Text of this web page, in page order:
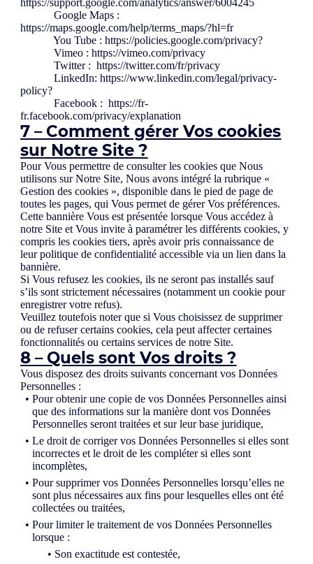
https://support.google.com/analytics/answer/6004245
Google Maps :
https://maps.google.com/help/terms_maps/?hl=fr
You Tube : https://policies.google.com/privacy?
Vimeo : https://vimeo.com/privacy
Twitter : https://twitter.com/fr/privacy
LinkedIn: https://www.linkedin.com/legal/privacy-
policy?
Facebook : https://fr-
fr.facebook.com/privacy/explanation
7 – Comment gérer Vos cookies
sur Notre Site ?
Pour Vous permettre de consulter les cookies que Nous
utilisons sur Notre Site, Nous avons intégré la rubrique «
Gestion des cookies », disponible dans le pied de page de
toutes les pages, qui Vous permet de gérer Vos préférences.
Cette bannière Vous est présentée lorsque Vous accédez à
notre Site et Vous invite à paramétrer les différents cookies, y
compris les cookies tiers, après avoir pris connaissance de
leur politique de confidentialité accessible via un lien dans la
bannière.
Si Vous refusez les cookies, ils ne seront pas installés sauf
s’ils sont strictement nécessaires (notamment un cookie pour
enregistrer votre refus).
Veuillez toutefois noter que si Vous choisissez de supprimer
ou de refuser certains cookies, cela peut affecter certaines
fonctionnalités ou certains services de notre Site.
8 – Quels sont Vos droits ?
Vous disposez des droits suivants concernant vos Données
Personnelles :
Pour obtenir une copie de vos Données Personnelles ainsi
que des informations sur la manière dont vos Données
Personnelles seront traitées et sur leur base juridique,
Le droit de corriger vos Données Personnelles si elles sont
incorrectes et le droit de les compléter si elles sont
incomplètes,
Pour supprimer vos Données Personnelles lorsqu’elles ne
sont plus nécessaires aux fins pour lesquelles elles ont été
collectées ou traitées,
Pour limiter le traitement de vos Données Personnelles
lorsque :
Son exactitude est contestée,